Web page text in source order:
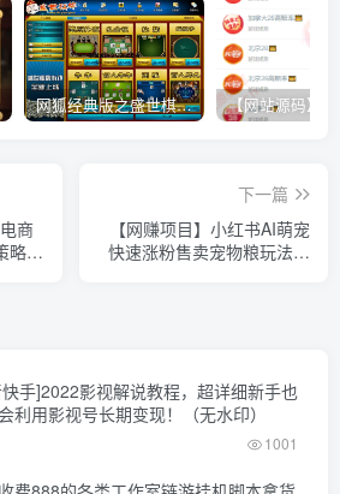
网狐经典版之盛世棋牌完整游戏源码（包含文档、架设教程、网站、源代码等）
商
略，
下一篇
【网赚项目】小红书AI萌宠
快速涨粉售卖宠物粮玩法，
手]2022影视解说教程，超详细新手也
利用影视号长期变现！（无水印）
1001